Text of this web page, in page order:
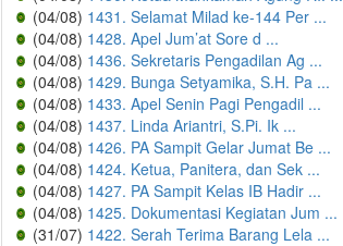
(04/08) 1431. Selamat Milad ke-144 Per ...
(04/08) 1428. Apel Jum’at Sore d ...
(04/08) 1436. Sekretaris Pengadilan Ag ...
(04/08) 1429. Bunga Setyamika, S.H. Pa ...
(04/08) 1433. Apel Senin Pagi Pengadil ...
(04/08) 1437. Linda Ariantri, S.Pi. Ik ...
(04/08) 1426. PA Sampit Gelar Jumat Be ...
(04/08) 1424. Ketua, Panitera, dan Sek ...
(04/08) 1427. PA Sampit Kelas IB Hadir ...
(04/08) 1425. Dokumentasi Kegiatan Jum ...
(31/07) 1422. Serah Terima Barang Lela ...